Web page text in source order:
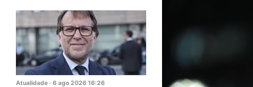
Atualidade · 6 ago 2026 16:26